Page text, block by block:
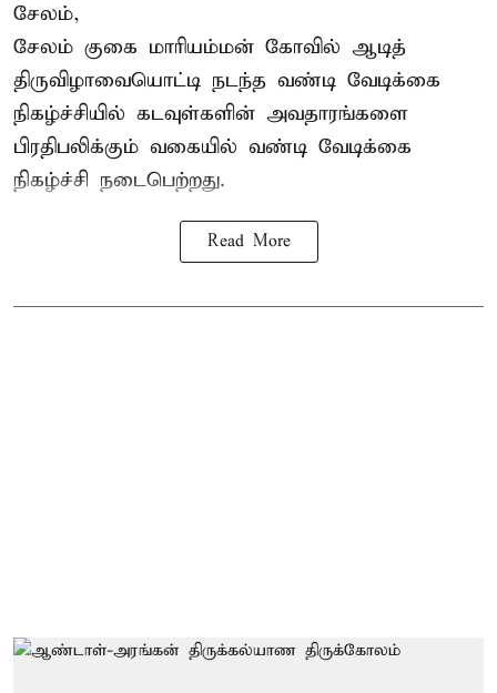
சேலம்,
சேலம் குகை மாரியம்மன் கோவில் ஆடித்
திருவிழாவையொட்டி நடந்த வண்டி வேடிக்கை
நிகழ்ச்சியில் கடவுள்களின் அவதாரங்களை
பிரதிபலிக்கும் வகையில் வண்டி வேடிக்கை
நிகழ்ச்சி நடைபெற்றது.
Read More